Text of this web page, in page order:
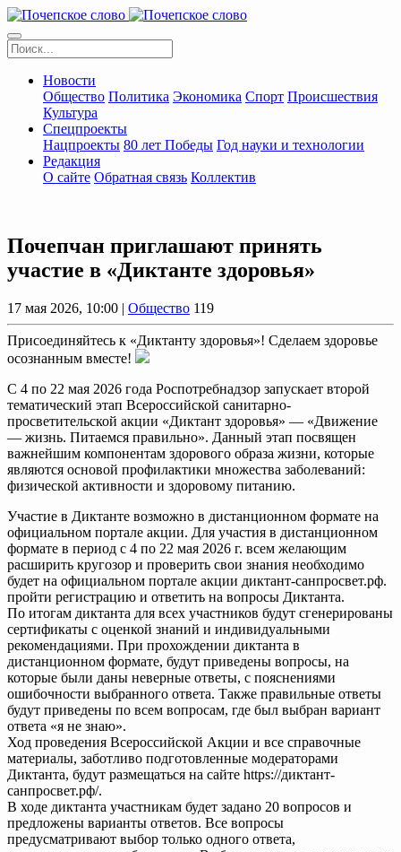
Новости
Общество Политика Экономика Спорт Происшествия
Культура
Спецпроекты
Нацпроекты 80 лет Победы Год науки и технологии
Редакция
О сайте Обратная связь Коллектив
Почепчан приглашают принять
участие в «Диктанте здоровья»
17 мая 2026, 10:00 | Общество 119
Присоединяйтесь к «Диктанту здоровья»! Сделаем здоровье
осознанным вместе!
С 4 по 22 мая 2026 года Роспотребнадзор запускает второй
тематический этап Всероссийской санитарно-
просветительской акции «Диктант здоровья» — «Движение
— жизнь. Питаемся правильно». Данный этап посвящен
важнейшим компонентам здорового образа жизни, которые
являются основой профилактики множества заболеваний:
физической активности и здоровому питанию.
Участие в Диктанте возможно в дистанционном формате на
официальном портале акции. Для участия в дистанционном
формате в период с 4 по 22 мая 2026 г. всем желающим
расширить кругозор и проверить свои знания необходимо
будет на официальном портале акции диктант-санпросвет.рф.
пройти регистрацию и ответить на вопросы Диктанта.
По итогам диктанта для всех участников будут сгенерированы
сертификаты с оценкой знаний и индивидуальными
рекомендациями. При прохождении диктанта в
дистанционном формате, будут приведены вопросы, на
которые были даны неверные ответы, с пояснениями
ошибочности выбранного ответа. Также правильные ответы
будут приведены по всем вопросам, где был выбран вариант
ответа «я не знаю».
Ход проведения Всероссийской Акции и все справочные
материалы, заботливо подготовленные модераторами
Диктанта, будут размещаться на сайте https://диктант-
санпросвет.рф/.
В ходе диктанта участникам будет задано 20 вопросов и
предложены варианты ответов. Все вопросы
предусматривают выбор только одного ответа,